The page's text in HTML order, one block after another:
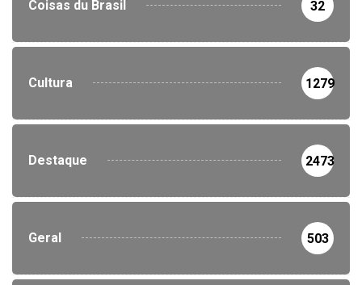
Coisas du Brasil 32
Cultura 1279
Destaque 2473
Geral 503